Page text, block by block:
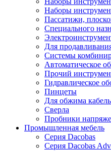
Наборы
Пассатижи,
Специального
Для
Системы
Автоматическое
Прочий
Гидравлическое
Пинцеты
Для обжима
Сверла
Пробники
Промышленная мебель
Серия Dacobas
Серия Dacobas